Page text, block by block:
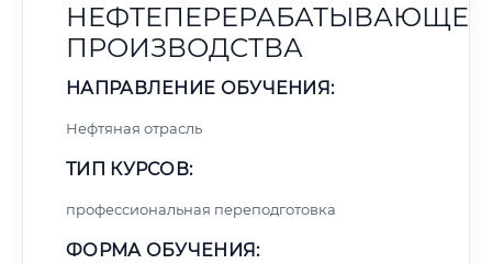
ПРОИЗВОДСТВА
НАПРАВЛЕНИЕ ОБУЧЕНИЯ:
Нефтяная отрасль
ТИП КУРСОВ:
профессиональная переподготовка
ФОРМА ОБУЧЕНИЯ: